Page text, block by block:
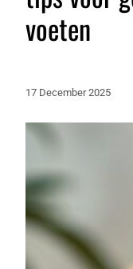
voeten
17 December 2025